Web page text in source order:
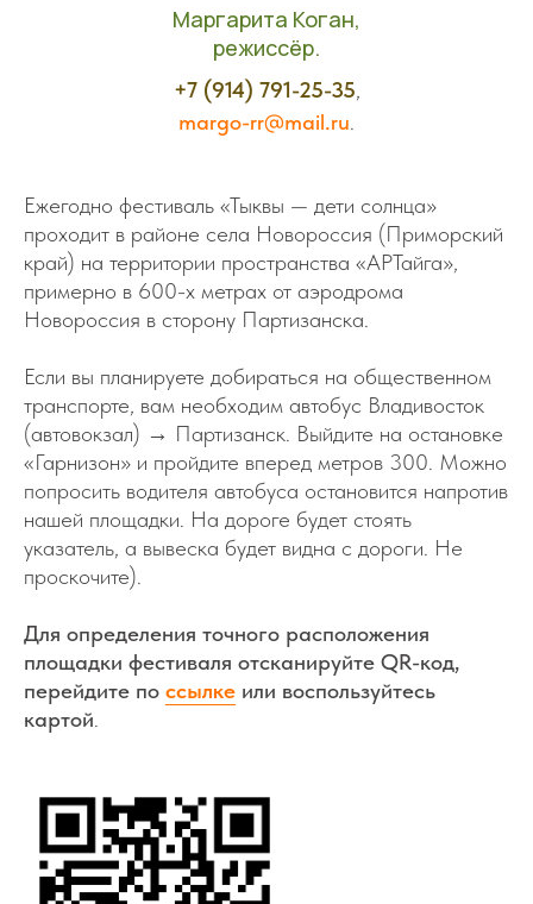
Маргарита Коган,
режиссёр.
+7 (914) 791-25-35,
margo-rr@mail.ru.
Ежегодно фестиваль «Тыквы — дети солнца»
проходит в районе села Новороссия (Приморский
край) на территории пространства «АРТайга»,
примерно в 600-х метрах от аэродрома
Новороссия в сторону Партизанска.
Если вы планируете добираться на общественном
транспорте, вам необходим автобус Владивосток
(автовокзал) → Партизанск. Выйдите на остановке
«Гарнизон» и пройдите вперед метров 300. Можно
попросить водителя автобуса остановится напротив
нашей площадки. На дороге будет стоять
указатель, а вывеска будет видна с дороги. Не
проскочите).
Для определения точного расположения
площадки фестиваля отсканируйте QR-код,
перейдите по ссылке или воспользуйтесь
картой.